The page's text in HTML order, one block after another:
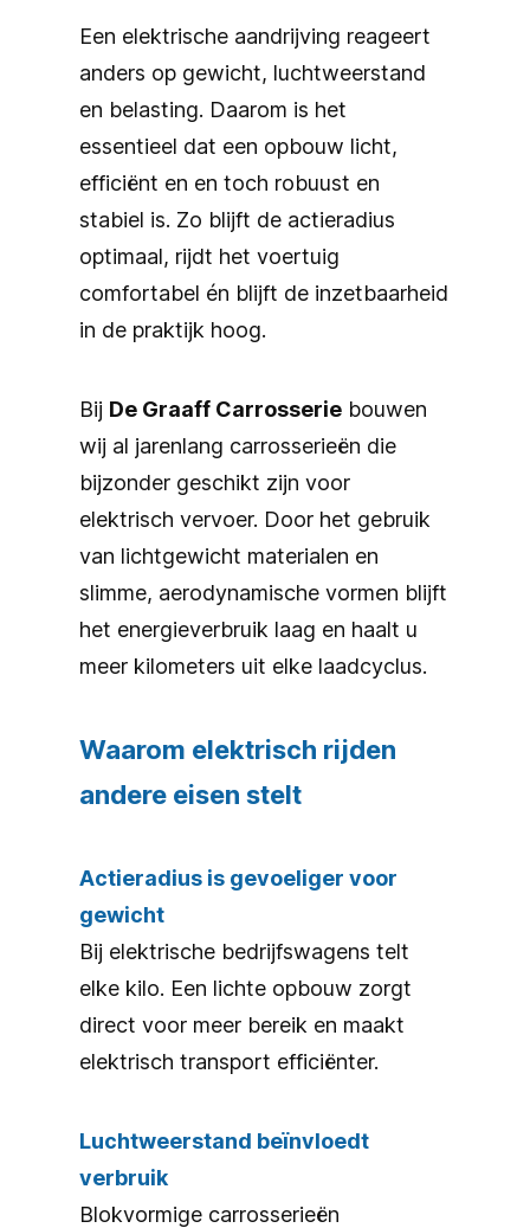
Een elektrische aandrijving reageert
anders op gewicht, luchtweerstand
en belasting. Daarom is het
essentieel dat een opbouw licht,
efficiënt en en toch robuust en
stabiel is. Zo blijft de actieradius
optimaal, rijdt het voertuig
comfortabel én blijft de inzetbaarheid
in de praktijk hoog.
Bij De Graaff Carrosserie bouwen
wij al jarenlang carrosserieën die
bijzonder geschikt zijn voor
elektrisch vervoer. Door het gebruik
van lichtgewicht materialen en
slimme, aerodynamische vormen blijft
het energieverbruik laag en haalt u
meer kilometers uit elke laadcyclus.
Waarom elektrisch rijden
andere eisen stelt
Actieradius is gevoeliger voor
gewicht
Bij elektrische bedrijfswagens telt
elke kilo. Een lichte opbouw zorgt
direct voor meer bereik en maakt
elektrisch transport efficiënter.
Luchtweerstand beïnvloedt
verbruik
Blokvormige carrosserieën